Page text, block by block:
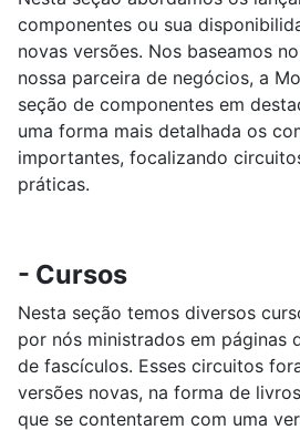
componentes ou sua
novas versões. Nos baseamos
nossa parceira de negócios, a
seção de componentes em
uma forma mais detalhada os
importantes, focalizando
práticas.
- Cursos
Nesta seção temos diversos
por nós ministrados em páginas
de fascículos. Esses circuitos
versões novas, na forma de
que se contentarem com uma